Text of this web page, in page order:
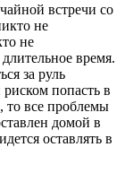
встречи со
не
не
время.
за руль
попасть в
то все проблемы
домой в
оставлять в